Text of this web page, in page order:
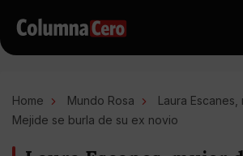
Home Mundo Rosa
Laura Escanes,
Mejide se burla de su ex novio